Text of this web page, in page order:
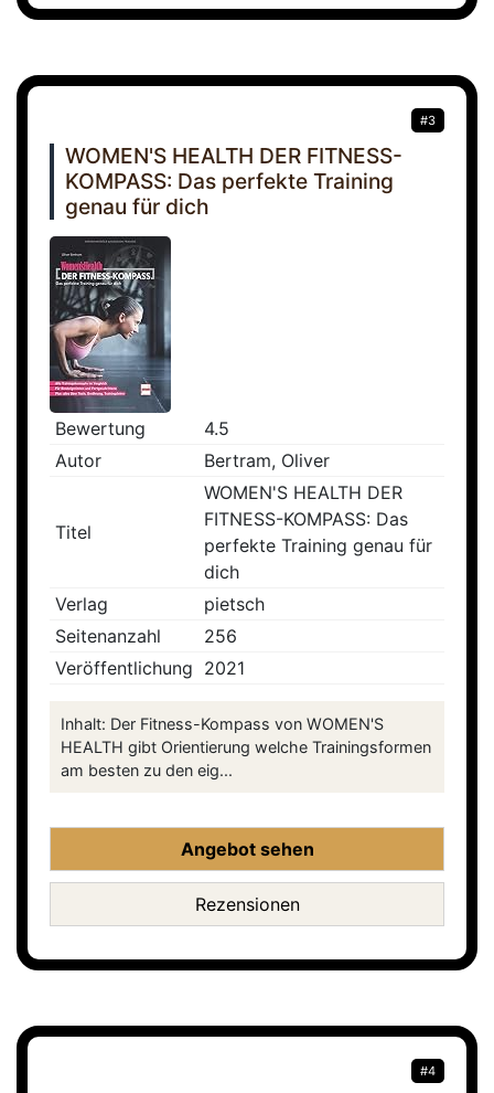
#3
WOMEN'S HEALTH DER FITNESS-
KOMPASS: Das perfekte Training
genau für dich
Bewertung
4.5
Autor
Bertram, Oliver
Titel
WOMEN'S HEALTH DER
FITNESS-KOMPASS: Das
perfekte Training genau für
dich
Verlag
pietsch
Seitenanzahl
256
Veröffentlichung 2021
Inhalt: Der Fitness-Kompass von WOMEN'S
HEALTH gibt Orientierung welche Trainingsformen
am besten zu den eig...
Angebot sehen
Rezensionen
#4